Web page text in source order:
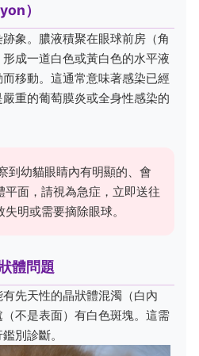
）
象。膿液積聚在眼球前房（角
成一道白色或黃白色的水平液
移動。這通常意味著感染已經
重的葡萄膜炎或全身性感染的
到幼貓眼睛內有明顯的、會
平面，請視為急症，立即送往
明或需要摘除眼球。
體問題
先天性的晶狀體混濁（白內
不是表面）有白色斑塊。這需
別診斷。